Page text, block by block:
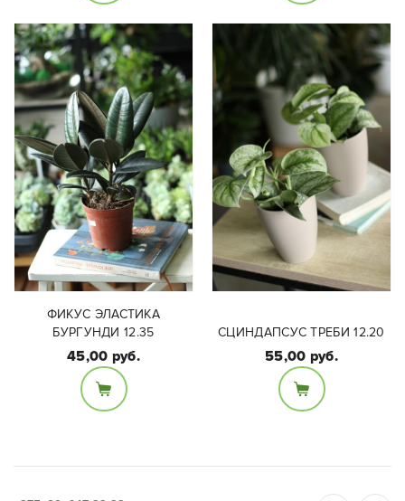
Диаметр горшка 7 см,
высота около 8см
Размеры:
диаметр 12 см высота
13-17 см в зависимости
от вида крассулы
Размеры:
Диаметр горшка 12см,
ФИКУС ЭЛАСТИКА
БУРГУНДИ 12.35
45,00 руб.
высота растения:
СЦИНДАПСУС ТРЕБИ 12.20
55,00 руб.